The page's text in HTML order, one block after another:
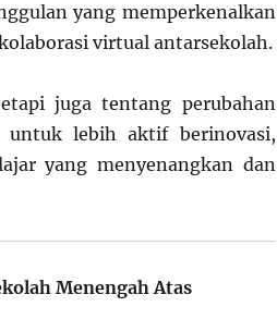
yang memperkenalkan
virtual antarsekolah.
juga tentang perubahan
lebih aktif berinovasi,
yang menyenangkan dan
Menengah Atas